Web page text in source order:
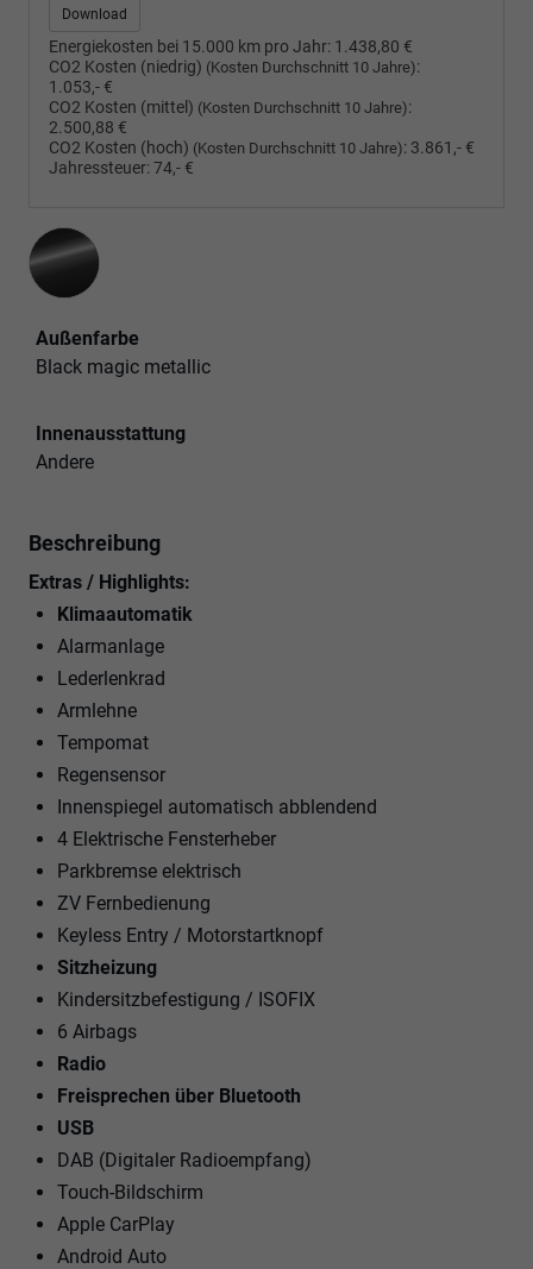
Download
Energiekosten bei 15.000 km pro Jahr: 1.438,80 €
CO2 Kosten (niedrig) (Kosten Durchschnitt 10 Jahre):
1.053,- €
CO2 Kosten (mittel) (Kosten Durchschnitt 10 Jahre):
2.500,88 €
CO2 Kosten (hoch) (Kosten Durchschnitt 10 Jahre): 3.861,- €
Jahressteuer:74,- €
Außenfarbe
Black magic metallic
Innenausstattung
Andere
Beschreibung
Extras / Highlights:
Klimaautomatik
Alarmanlage
Lederlenkrad
Armlehne
Tempomat
Regensensor
Innenspiegel automatisch abblendend
4 Elektrische Fensterheber
Parkbremse elektrisch
ZV Fernbedienung
Keyless Entry / Motorstartknopf
Sitzheizung
Kindersitzbefestigung / ISOFIX
6 Airbags
Radio
Freisprechen über Bluetooth
USB
DAB (Digitaler Radioempfang)
Touch-Bildschirm
Apple CarPlay
Android Auto